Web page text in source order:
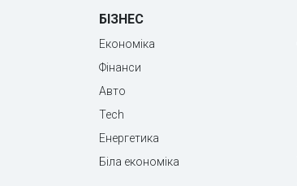
БІЗНЕС
Економіка
Фінанси
Авто
Tech
Енергетика
Біла економіка